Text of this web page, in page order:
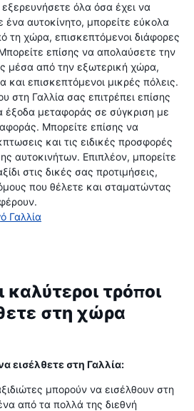
εξερευνήσετε όλα όσα έχει να
αυτοκίνητο, μπορείτε εύκολα
τη χώρα, επισκεπτόμενοι διάφορες
επίσης να απολαύσετε την
μέσα από την εξωτερική χώρα,
επισκεπτόμενοι μικρές πόλεις.
στη Γαλλία σας επιτρέπει επίσης
έξοδα μεταφοράς σε σύγκριση με
Μπορείτε επίσης να
και τις ειδικές προσφορές
αυτοκινήτων. Επιπλέον, μπορείτε
στις δικές σας προτιμήσεις,
που θέλετε και σταματώντας
Γαλλία
καλύτεροι τρόποι
στη χώρα
εισέλθετε στη Γαλλία:
μπορούν να εισέλθουν στη
από τα πολλά της διεθνή